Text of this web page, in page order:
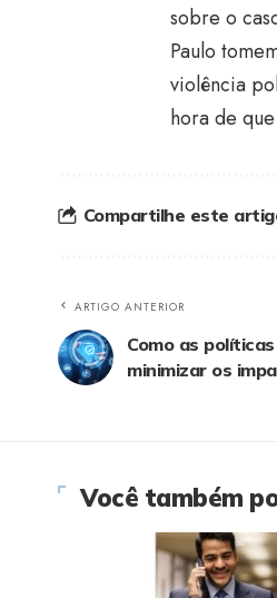
sobre o
Paulo
violência
hora de
Compartilhe este
ARTIGO ANTERIOR
Como as
minimizar os
Você também